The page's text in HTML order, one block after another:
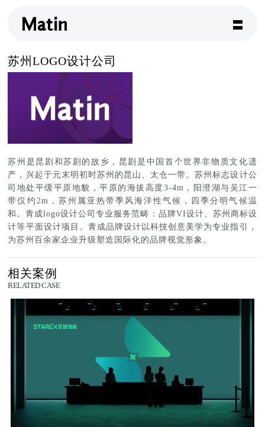
苏州LOGO设计公司
苏州是昆剧和苏剧的故乡，昆剧是中国首个世界非物质文化遗
产，兴起于元末明初时苏州的昆山、太仓一带。苏州标志设计公
司地处平缓平原地貌，平原的海拔高度3-4m，阳澄湖与吴江一
带仅约2m，苏州属亚热带季风海洋性气候，四季分明气候温
和。青成logo设计公司专业服务范畴：品牌VI设计、苏州商标设
计等平面设计项目。青成品牌设计以科技创意美学为专业指引，
为苏州百余家企业升级塑造国际化的品牌视觉形象。
相关案例
RELATED CASE